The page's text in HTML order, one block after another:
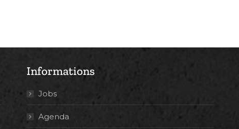
Informations
Jobs
Agenda